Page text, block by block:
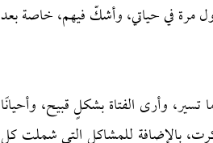
مرة في حياتي، وأشكّ فيهم، خاصة بعد
وأرى الفتاة بشكلٍ قبيح، وأحيانًا
بالإضافة للمشاكل التي شملت كل